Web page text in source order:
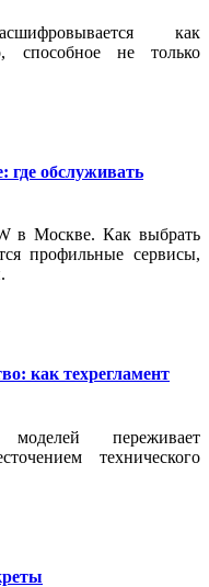
как
способное не только
обслуживать
в Москве. Как выбрать
профильные сервисы,
как техрегламент
переживает
технического